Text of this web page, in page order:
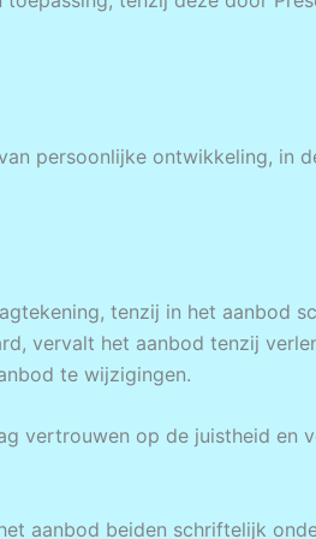
persoonlijke ontwikkeling, in
tenzij in het aanbod
vervalt het aanbod tenzij
te wijzigingen.
vertrouwen op de juistheid en
aanbod beiden schriftelijk